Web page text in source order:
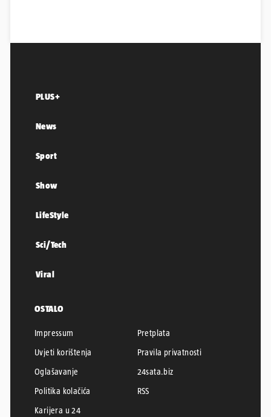
PLUS+
News
Sport
Show
LifeStyle
Sci/Tech
Viral
OSTALO
Impressum
Pretplata
Uvjeti korištenja
Pravila privatnosti
Oglašavanje
24sata.biz
Politika kolačića
RSS
Karijera u 24